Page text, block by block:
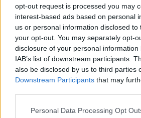
opt-out request is processed you may
interest-based ads based on personal
us or personal information disclosed
your opt-out. You may separately opt-
disclosure of your personal
IAB’s list of downstream participants.
also be disclosed by us to third parties
Downstream Participants that may
Personal Data Processing Opt